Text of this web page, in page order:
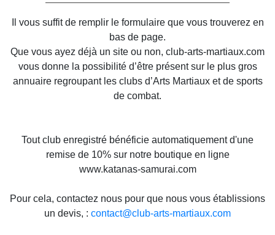
Il vous suffit de remplir le formulaire que vous trouverez en
bas de page.
Que vous ayez déjà un site ou non, club-arts-martiaux.com
vous donne la possibilité d’être présent sur le plus gros
annuaire regroupant les clubs d’Arts Martiaux et de sports
de combat.
Tout club enregistré bénéficie automatiquement d'une
remise de 10% sur notre boutique en ligne
www.katanas-samurai.com
Pour cela, contactez nous pour que nous vous établissions
un devis, : contact@club-arts-martiaux.com